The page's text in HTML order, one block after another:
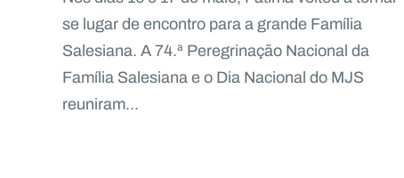
se lugar de encontro para a grande Família
Salesiana. A 74.ª Peregrinação Nacional da
Família Salesiana e o Dia Nacional do MJS
reuniram...